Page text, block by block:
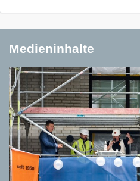
Medieninhalte